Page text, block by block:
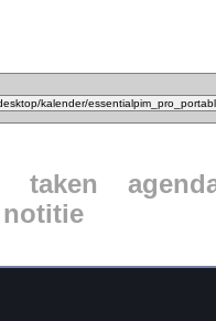
taken
notitie